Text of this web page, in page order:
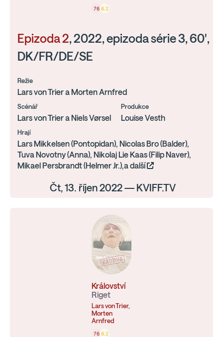
76 8.2
Epizoda 2, 2022, epizoda série 3, 60',
DK/FR/DE/SE
Režie
Lars von Trier a Morten Arnfred
Scénář
Lars von Trier a Niels Vørsel
Produkce
Louise Vesth
Hrají
Lars Mikkelsen (Pontopidan), Nicolas Bro (Balder),
Tuva Novotny (Anna), Nikolaj Lie Kaas (Filip Naver),
Mikael Persbrandt (Helmer Jr.),a další
Čt, 13. říjen 2022 — KVIFF.TV
Království
Riget
Lars von Trier,
Morten
Arnfred
76 8.2